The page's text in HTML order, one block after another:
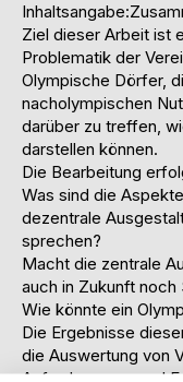
Ziel dieser Arbeit ist
Problematik der
Olympische Dörfer,
nacholympischen
darüber zu treffen,
darstellen können.
Die Bearbeitung
Was sind die
dezentrale
sprechen?
Macht die zentrale
auch in Zukunft noch
Wie könnte ein
Die Ergebnisse
die Auswertung von